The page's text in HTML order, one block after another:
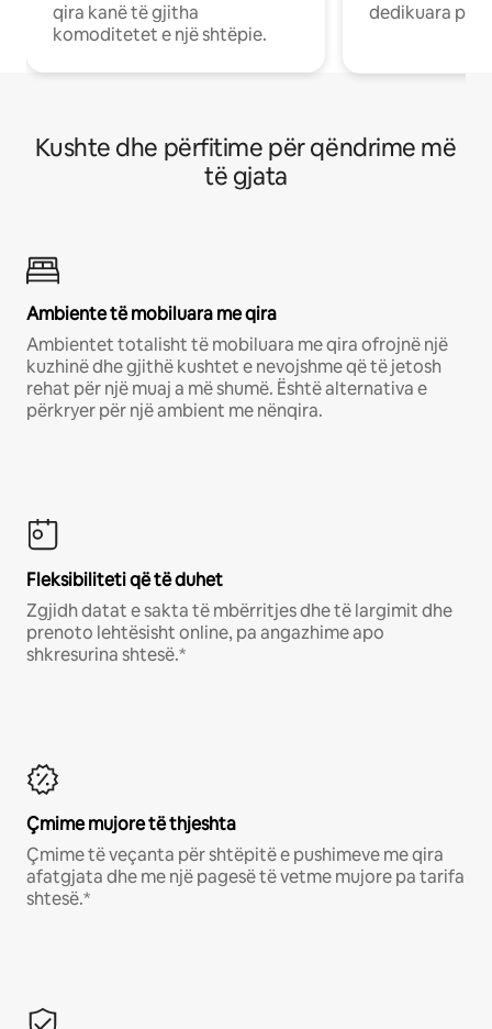
qira kanë të gjitha
komoditetet e një shtëpie.
dedikuara
Kushte dhe përfitime për qëndrime më
të gjata
Ambiente të mobiluara me qira
Ambientet totalisht të mobiluara me qira ofrojnë një
kuzhinë dhe gjithë kushtet e nevojshme që të jetosh
rehat për një muaj a më shumë. Është alternativa e
përkryer për një ambient me nënqira.
Fleksibiliteti që të duhet
Zgjidh datat e sakta të mbërritjes dhe të largimit dhe
prenoto lehtësisht online, pa angazhime apo
shkresurina shtesë.*
Çmime mujore të thjeshta
Çmime të veçanta për shtëpitë e pushimeve me qira
afatgjata dhe me një pagesë të vetme mujore pa tarifa
shtesë.*